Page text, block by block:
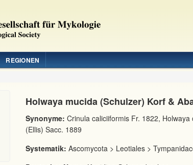
REGIONEN
Holwaya mucida (Schulzer) Korf &
Synonyme: Crinula caliciiformis Fr. 1822, Holwaya
(Ellis) Sacc. 1889
Systematik: Ascomycota > Leotiales >